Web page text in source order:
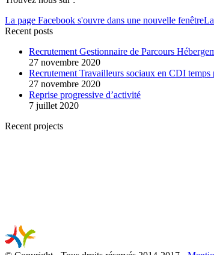
La page Facebook s'ouvre dans une nouvelle fenêtre
Recent posts
Recrutement Gestionnaire de Parcours
27 novembre 2020
Recrutement Travailleurs sociaux en CDI temps
27 novembre 2020
Reprise progressive d’activité
7 juillet 2020
Recent projects